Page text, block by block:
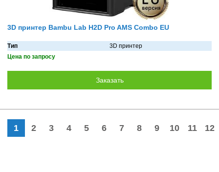
3D принтер Bambu Lab H2D Pro AMS Combo EU
Тип
3D принтер
Цена по запросу
1 2 3 4 5 6 7 8 9 10 11 12